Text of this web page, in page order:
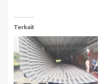
Terkait